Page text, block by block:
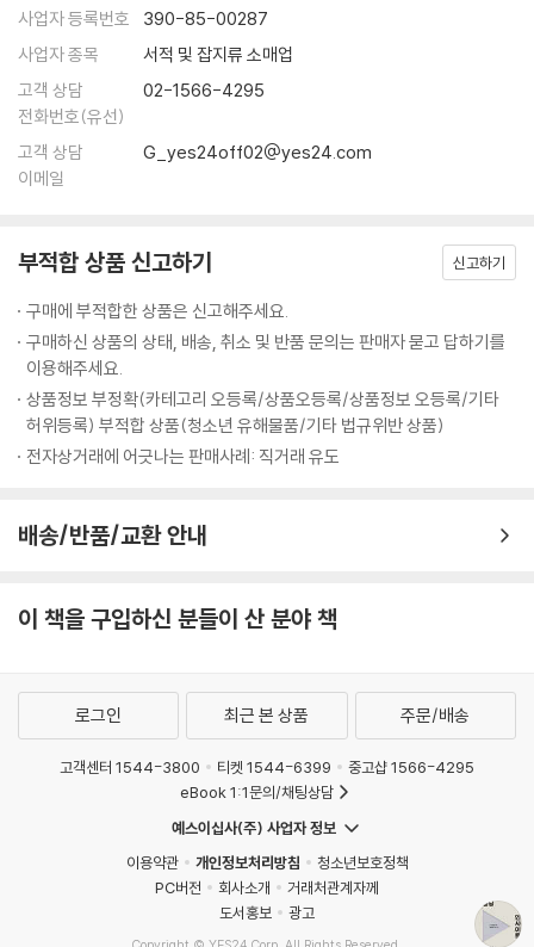
브랜딩·마케팅·디자인의 본질을 한 번에 보는 투시도
이 책은 CEO, 마케팅 최고 책임자나 디자인 디렉터, 크리에이티브 디렉터,
NGO의 활동가, 디자이너, 프로젝트 총괄자 등 다양한 시선에서 브랜딩을
뿐 아니라 크리에이티브 작업에 관여하는 모든 사람에게 깊은 울림을 준
다. 또한 150여 개의 풍부한 도판에 기발한 디자인 요소를 추가해 터너 더
스 링우드가 “이 책을 즐기는 데 정답은 없다. 앞에서부터 시작했더라도 중
간으로 뛰어넘어도 된다. 뒤에서부터 넘기며 사진만 봐도 좋고, 단번에 책
을 쭉 읽어 버릴 수도 있다.”라고 말한 것처럼 책의 어느 부분을 펼쳐도, 어
떤 순서대로 읽어도 브랜딩과 디자인에 관한 본질을 마주하게 될 것이다.
브랜드 전략의 본질부터 실무에서 마주할 수 있는 다양한 상황까지 세세하
게 전하는 이 책은 단순한 브랜딩과 디자인에 관한 이론서가 아니라, 세간
에 정립된 공식을 타파하며 자신만의 직감을 기르고, 믿고, 세상과 마주한
제시해 줄 것이다.
사업자 등록번호
390-85-00287
사업자 종목
서적 및 잡지류 소매업
고객 상담
전화번호(유선)
02-1566-4295
고객 상담
이메일
G_yes24off02@yes24.com
부적합 상품 신고하기 신고하기
구매에 부적합한 상품은 신고해주세요.
구매하신 상품의 상태, 배송, 취소 및 반품 문의는 판매자 묻고 답하기를
이용해주세요.
상품정보 부정확(카테고리 오등록/상품오등록/상품정보 오등록/기타
허위등록) 부적합 상품(청소년 유해물품/기타 법규위반 상품)
전자상거래에 어긋나는 판매사례: 직거래 유도
배송/반품/교환 안내
이 책을 구입하신 분들이 산 분야 책
로그인 최근 본 상품 주문/배송
고객센터 1544-3800 티켓 1544-6399
중고샵 1566-4295
eBook 1:1문의/채팅상담
예스이십사(주) 사업자 정보
이용약관
개인정보처리방침
청소년보호정책
PC버전
회사소개
거래처관계자께
도서홍보
광고